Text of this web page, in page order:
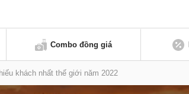
Combo đồng giá
khách nhất thế giới năm 2022